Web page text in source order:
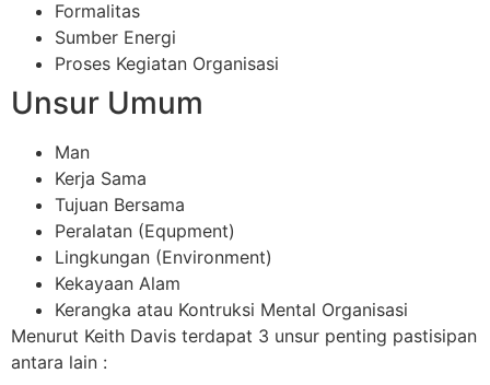
Formalitas
Sumber Energi
Proses Kegiatan Organisasi
Unsur Umum
Man
Kerja Sama
Tujuan Bersama
Peralatan (Equpment)
Lingkungan (Environment)
Kekayaan Alam
Kerangka atau Kontruksi Mental Organisasi
Menurut Keith Davis terdapat 3 unsur penting pastisipan
antara lain :